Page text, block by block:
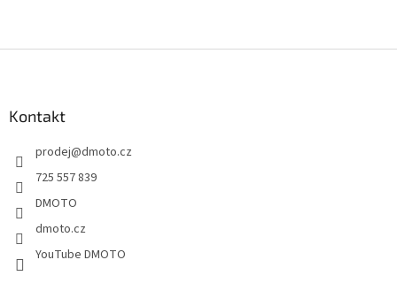
Kontakt
prodej@dmoto.cz
725 557 839
DMOTO
dmoto.cz
YouTube DMOTO